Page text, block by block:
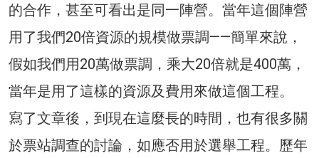
的合作，甚至可看出是同一陣營。當年這個陣營
用了我們20倍資源的規模做票調——簡單來說，
假如我們用20萬做票調，乘大20倍就是400萬，
當年是用了這樣的資源及費用來做這個工程。
寫了文章後，到現在這麼長的時間，也有很多關
於票站調查的討論，如應否用於選舉工程。歷年